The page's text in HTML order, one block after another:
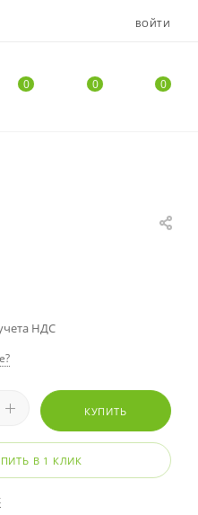
ВОЙТИ
0 0 0
НДС
КУПИТЬ
В 1 КЛИК